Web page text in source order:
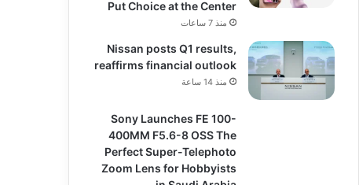
Put Choice at the Center
منذ 7 ساعات
Nissan posts Q1 results,
reaffirms financial outlook
منذ 14 ساعة
Sony Launches FE 100-
400MM F5.6-8 OSS The
Perfect Super-Telephoto
Zoom Lens for Hobbyists